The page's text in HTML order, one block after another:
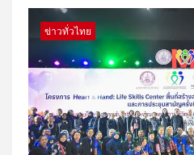
ข่าวทั่วไทย